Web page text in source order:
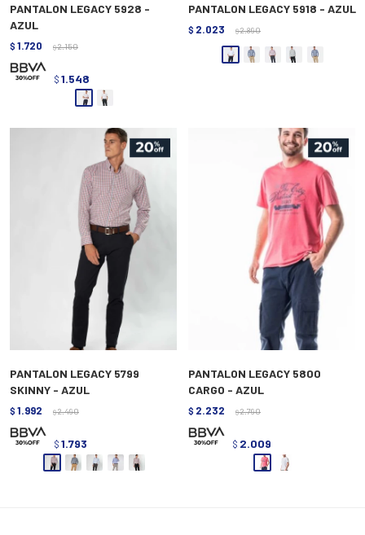
PANTALON LEGACY 5928 -
AZUL
$ 1.720 $ 2.150
$ 1.548
PANTALON LEGACY 5918 - AZUL
$ 2.023 $ 2.890
PANTALON LEGACY 5799
SKINNY - AZUL
$ 1.992 $ 2.490
$ 1.793
PANTALON LEGACY 5800
CARGO - AZUL
$ 2.232 $ 2.790
$ 2.009